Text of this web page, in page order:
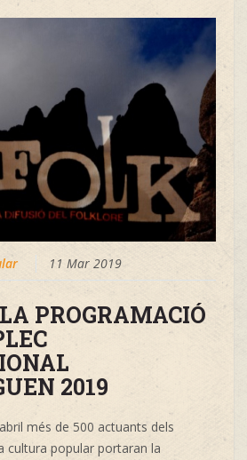
11 Mar 2019
PROGRAMACIÓ
2019
més de 500 actuants dels
cultura popular portaran la